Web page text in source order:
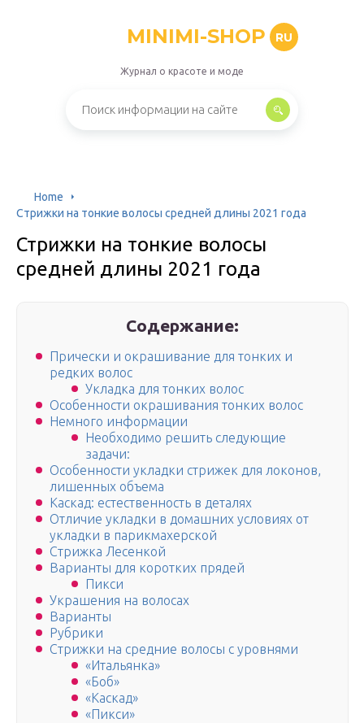
MINIMI-SHOP RU
Журнал о красоте и моде
Home
Стрижки на тонкие волосы средней длины 2021 года
Стрижки на тонкие волосы
средней длины 2021 года
Содержание:
Прически и окрашивание для тонких и
редких волос
Укладка для тонких волос
Особенности окрашивания тонких волос
Немного информации
Необходимо решить следующие
задачи:
Особенности укладки стрижек для локонов,
лишенных объема
Каскад: естественность в деталях
Отличие укладки в домашних условиях от
укладки в парикмахерской
Стрижка Лесенкой
Варианты для коротких прядей
Пикси
Украшения на волосах
Варианты
Рубрики
Стрижки на средние волосы с уровнями
«Итальянка»
«Боб»
«Каскад»
«Пикси»